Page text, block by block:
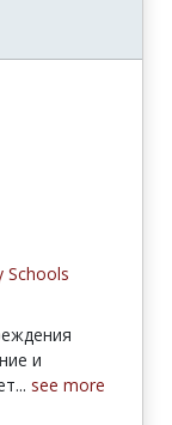
Schools
и
see more